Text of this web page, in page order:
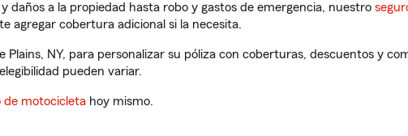
daños a la propiedad hasta robo y gastos de emergencia, nuestro
agregar cobertura adicional si la necesita.
Plains, NY, para personalizar su póliza con coberturas, descuentos y
pueden variar.
de motocicleta hoy mismo.